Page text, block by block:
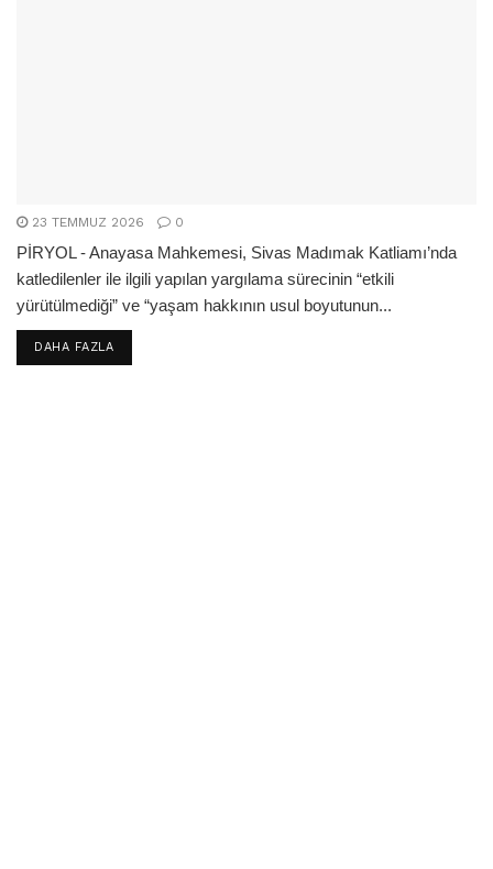
23 TEMMUZ 2026 0
PİRYOL - Anayasa Mahkemesi, Sivas Madımak Katliamı’nda
katledilenler ile ilgili yapılan yargılama sürecinin “etkili
yürütülmediği” ve “yaşam hakkının usul boyutunun...
DAHA FAZLADETAILS